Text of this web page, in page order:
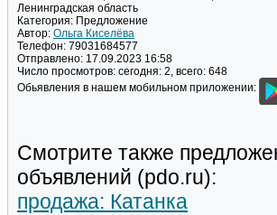
Ленинградская область
Категория: Предложение
Автор: Ольга Киселёва
Телефон: 79031684577
Отправлено: 17.09.2023 16:58
Число просмотров: сегодня: 2, всего: 648
Обьявления в нашем мобильном приложении:
Смотрите также
объявлений (pdo.ru):
продажа: Катанка